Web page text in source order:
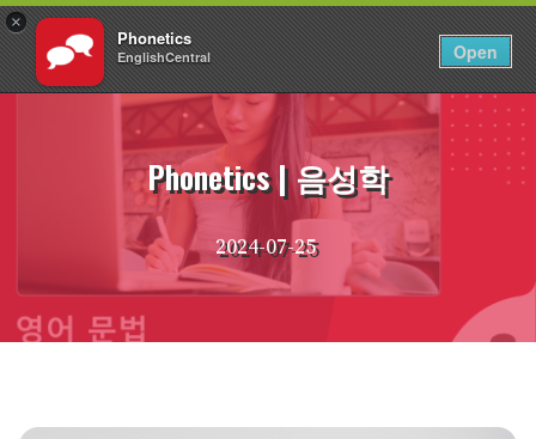
×
Phonetics
EnglishCentral Open
로그인 KO
Skip
Phonetics | 음성학
2024-07-25